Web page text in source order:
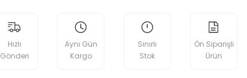
Hızlı
Gönderi
Aynı Gün
Kargo
Sınırlı
Stok
Ön Siparişli
Ürün